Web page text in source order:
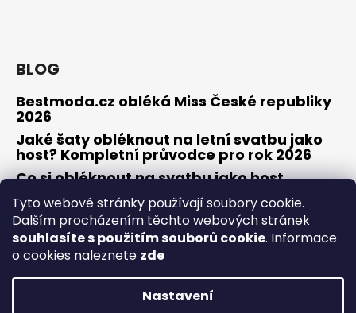
Tyto webové stránky používají soubory cookie.
Dalším procházením těchto webových stránek
souhlasíte s použitím souborů cookie. Informace
o cookies naleznete zde
Nastavení
BLOG
Bestmoda.cz obléká Miss České republiky
2026
Jaké šaty obléknout na letní svatbu jako
host? Kompletní průvodce pro rok 2026
Co si obléknout na svatbu jako host
Osobní konzultace / zkouška šatů
Obchodní podmínky
Odstoupení od smlouvy / reklamace